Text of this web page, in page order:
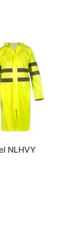
NLHVY